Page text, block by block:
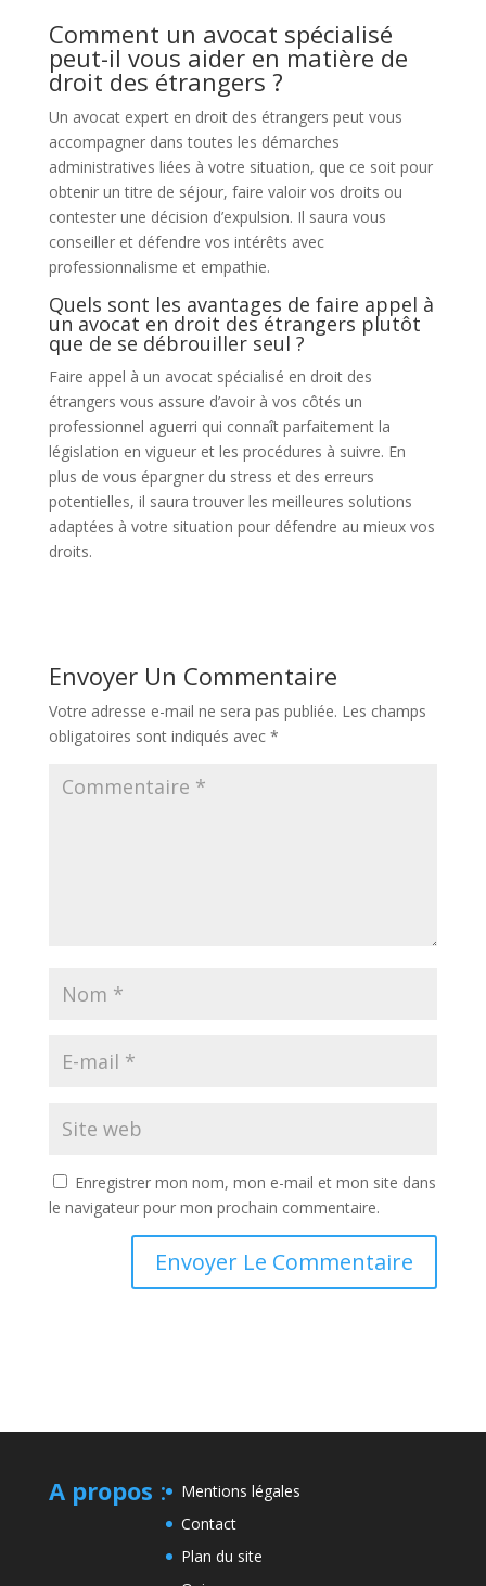
Comment un avocat spécialisé
peut-il vous aider en matière de
droit des étrangers ?
Un avocat expert en droit des étrangers peut vous
accompagner dans toutes les démarches
administratives liées à votre situation, que ce soit pour
obtenir un titre de séjour, faire valoir vos droits ou
contester une décision d’expulsion. Il saura vous
conseiller et défendre vos intérêts avec
professionnalisme et empathie.
Quels sont les avantages de faire appel à
un avocat en droit des étrangers plutôt
que de se débrouiller seul ?
Faire appel à un avocat spécialisé en droit des
étrangers vous assure d’avoir à vos côtés un
professionnel aguerri qui connaît parfaitement la
législation en vigueur et les procédures à suivre. En
plus de vous épargner du stress et des erreurs
potentielles, il saura trouver les meilleures solutions
adaptées à votre situation pour défendre au mieux vos
droits.
Envoyer Un Commentaire
Votre adresse e-mail ne sera pas publiée. Les champs
obligatoires sont indiqués avec *
Enregistrer mon nom, mon e-mail et mon site dans
le navigateur pour mon prochain commentaire.
A propos :
Mentions légales
Contact
Plan du site